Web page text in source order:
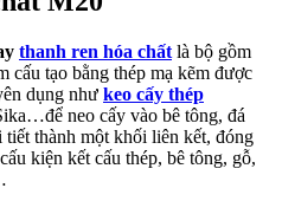
thanh ren hóa chất là bộ gồm
cấu tạo bằng thép mạ kẽm được
dụng như keo cấy thép
neo cấy vào bê tông, đá
thành một khối liên kết, đóng
kiện kết cấu thép, bê tông, gỗ,